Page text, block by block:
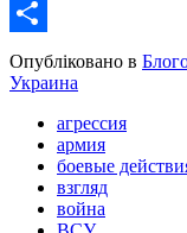
Email
Share
Опубліковано в
Украина
агрессия
армия
боевые
взгляд
война